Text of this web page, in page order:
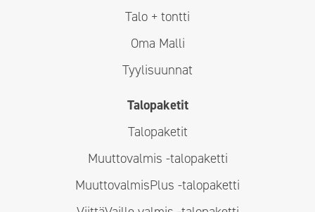
Talo + tontti
Oma Malli
Tyylisuunnat
Talopaketit
Talopaketit
Muuttovalmis -talopaketti
MuuttovalmisPlus -talopaketti